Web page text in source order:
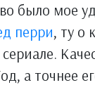
было мое
перри, ту о
а точнее